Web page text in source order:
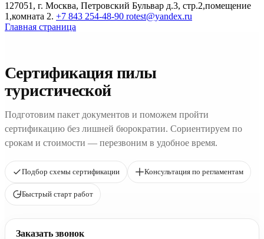
127051, г. Москва, Петровский Бульвар д.3, стр.2,помещение
1,комната 2. +7 843 254-48-90 rotest@yandex.ru
Главная страница
Сертификация пилы
туристической
Подготовим пакет документов и поможем пройти
сертификацию без лишней бюрократии. Сориентируем по
срокам и стоимости — перезвоним в удобное время.
Подбор схемы сертификации Консультация по регламентам
Быстрый старт работ
Заказать звонок